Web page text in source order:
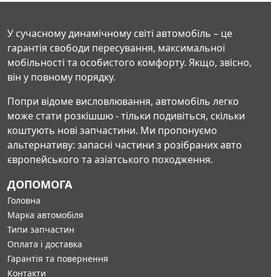
У сучасному динамічному світі автомобіль – це
гарантія свободи пересування, максимальної
мобільності та особистого комфорту. Якщо, звісно,
він у повному порядку.
Попри відоме висловлювання, автомобіль легко
може стати розкішшю - тільки подивіться, скільки
коштують нові запчастини. Ми пропонуємо
альтернативу: запасні частини з розібраних авто
європейського та азіатського походження.
ДОПОМОГА
Головна
Марка автомобіля
Типи запчастин
Оплата і доставка
Гарантія та повернення
Контакти